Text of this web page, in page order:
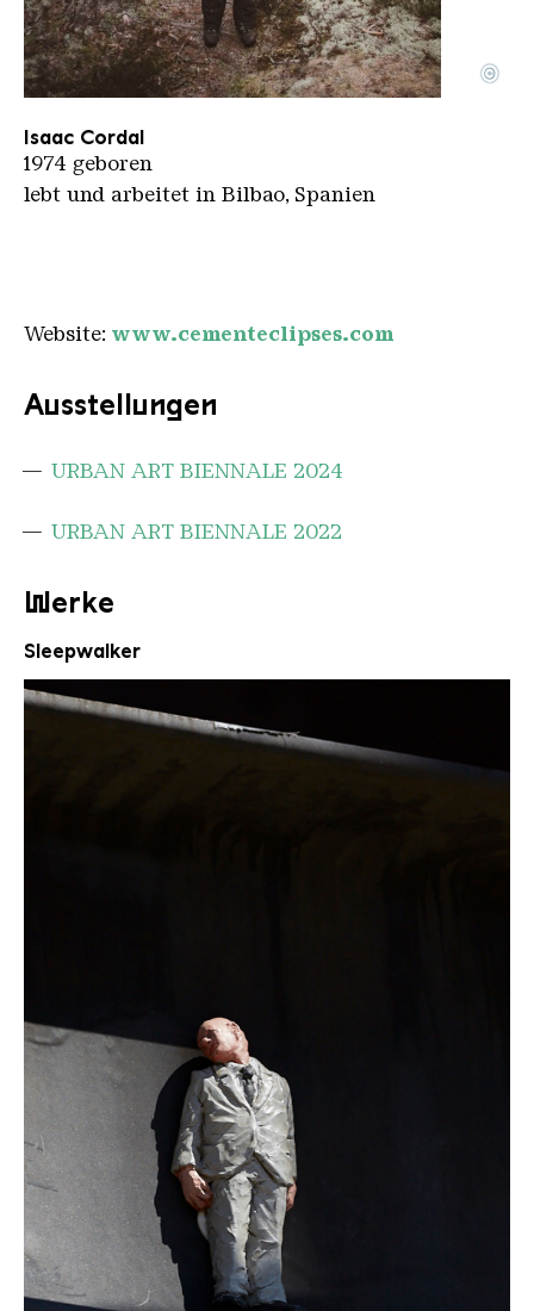
Portrait Isaac Cordal
Copyright: Henrik Lund
©
Isaac Cordal
1974 geboren
lebt und arbeitet in Bilbao, Spanien
Website: www.cementeclipses.com
Ausstellungen
URBAN ART BIENNALE 2024
URBAN ART BIENNALE 2022
Werke
Sleepwalker